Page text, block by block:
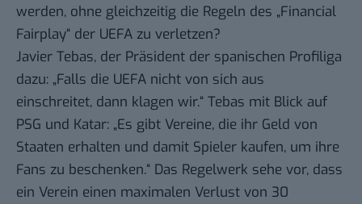
werden, ohne gleichzeitig die Regeln des „Financial
Fairplay“ der UEFA zu verletzen?
Javier Tebas, der Präsident der spanischen Profiliga
dazu: „Falls die UEFA nicht von sich aus
einschreitet, dann klagen wir.“ Tebas mit Blick auf
PSG und Katar: „Es gibt Vereine, die ihr Geld von
Staaten erhalten und damit Spieler kaufen, um ihre
Fans zu beschenken.“ Das Regelwerk sehe vor, dass
ein Verein einen maximalen Verlust von 30